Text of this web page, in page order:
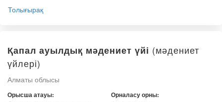
Толығырақ
Қапал ауылдық мәдениет үйі (мәдениет
үйлері)
Алматы облысы
Орысша атауы: Орналасу орны: